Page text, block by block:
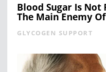
Blood Sugar Is Not
The Main Enemy
GLYCOGEN SUPPORT